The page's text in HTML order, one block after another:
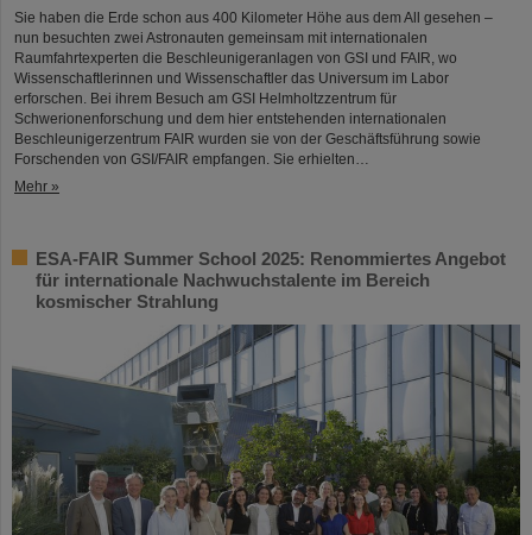
Sie haben die Erde schon aus 400 Kilometer Höhe aus dem All gesehen –
nun besuchten zwei Astronauten gemeinsam mit internationalen
Raumfahrtexperten die Beschleunigeranlagen von GSI und FAIR, wo
Wissenschaftlerinnen und Wissenschaftler das Universum im Labor
erforschen. Bei ihrem Besuch am GSI Helmholtzzentrum für
Schwerionenforschung und dem hier entstehenden internationalen
Beschleunigerzentrum FAIR wurden sie von der Geschäftsführung sowie
Forschenden von GSI/FAIR empfangen. Sie erhielten…
Mehr »
ESA-FAIR Summer School 2025: Renommiertes Angebot
für internationale Nachwuchstalente im Bereich
kosmischer Strahlung